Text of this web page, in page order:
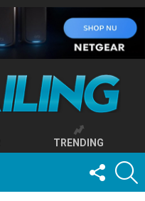
TRENDING
FOLLOW
US